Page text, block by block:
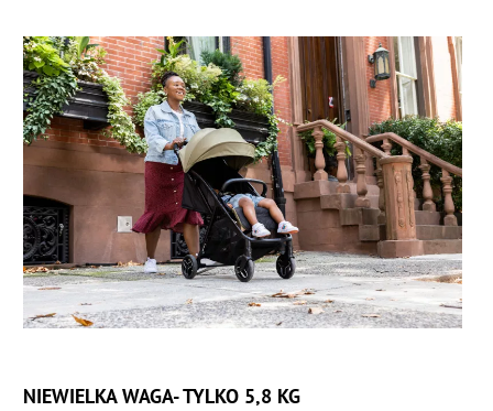
NIEWIELKA WAGA- TYLKO 5,8 KG